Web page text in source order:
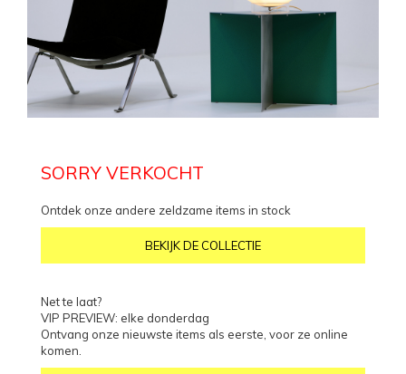
SORRY VERKOCHT
Ontdek onze andere zeldzame items in stock
BEKIJK DE COLLECTIE
Net te laat?
VIP PREVIEW: elke donderdag
Ontvang onze nieuwste items als eerste, voor ze online
komen.